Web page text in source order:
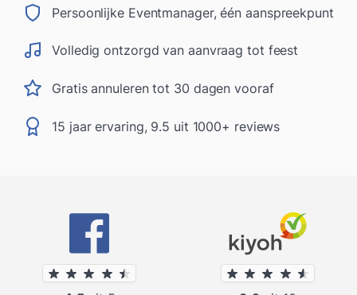
Persoonlijke Eventmanager, één aanspreekpunt
Volledig ontzorgd van aanvraag tot feest
Gratis annuleren tot 30 dagen vooraf
15 jaar ervaring, 9.5 uit 1000+ reviews